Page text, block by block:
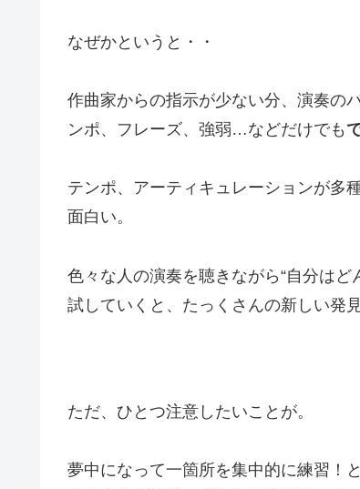
なぜかというと・・
作曲家からの指示が少ない分、演奏の
ンポ、フレーズ、強弱…などだけでも
テンポ、アーティキュレーションが多
面白い。
色々な人の演奏を聴きながら“自分は
試していくと、たっくさんの新しい発
ただ、ひとつ注意したいことが。
夢中になって一箇所を集中的に練習！